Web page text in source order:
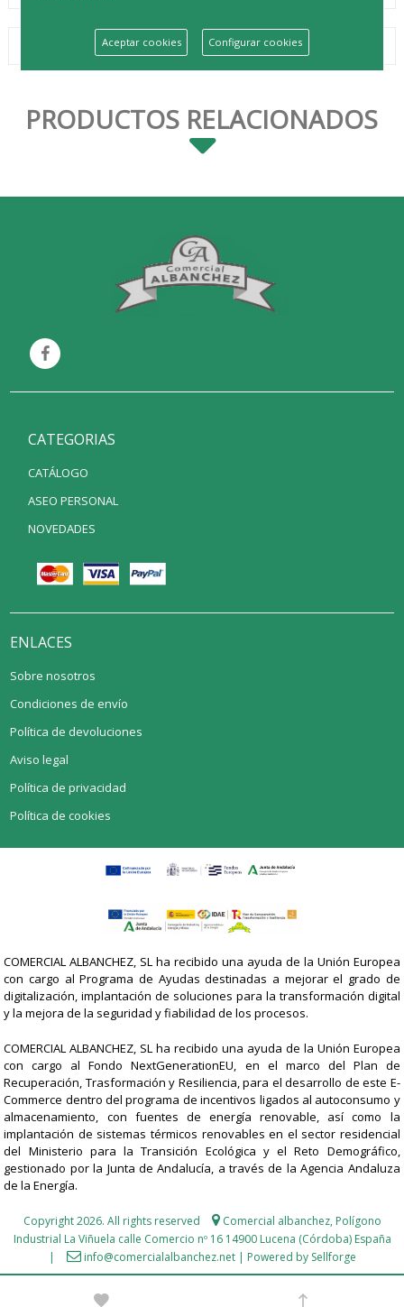
PRODUCTOS RELACIONADOS
CATEGORIAS
CATÁLOGO
ASEO PERSONAL
NOVEDADES
ENLACES
Sobre nosotros
Condiciones de envío
Política de devoluciones
Aviso legal
Política de privacidad
Política de cookies
COMERCIAL ALBANCHEZ, SL ha recibido una ayuda de la Unión Europea
con cargo al Programa de Ayudas destinadas a mejorar el grado de
digitalización, implantación de soluciones para la transformación digital
y la mejora de la seguridad y fiabilidad de los procesos.
COMERCIAL ALBANCHEZ, SL ha recibido una ayuda de la Unión Europea
con cargo al Fondo NextGenerationEU, en el marco del Plan de
Recuperación, Trasformación y Resiliencia, para el desarrollo de este E-
Commerce dentro del programa de incentivos ligados al autoconsumo y
almacenamiento, con fuentes de energía renovable, así como la
implantación de sistemas térmicos renovables en el sector residencial
del Ministerio para la Transición Ecológica y el Reto Demográfico,
gestionado por la Junta de Andalucía, a través de la Agencia Andaluza
de la Energía.
Copyright 2026. All rights reserved Comercial albanchez, Polígono
Industrial La Viñuela calle Comercio nº 16 14900 Lucena (Córdoba) España
|
info@comercialalbanchez.net| Powered by Sellforge
Aceptar cookies Configurar cookies